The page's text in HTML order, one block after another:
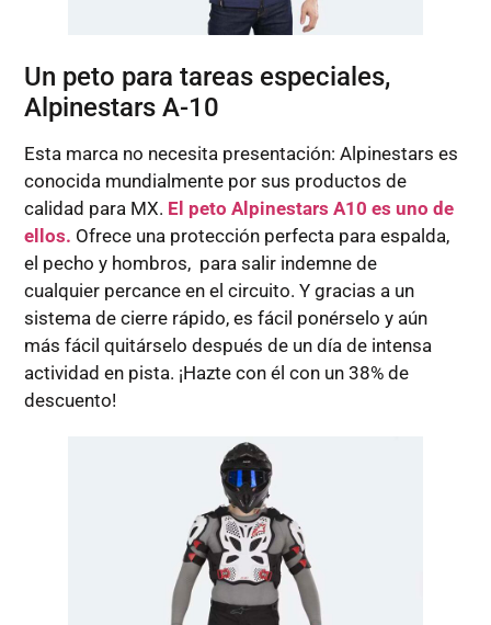
Un peto para tareas especiales,
Alpinestars A-10
Esta marca no necesita presentación: Alpinestars es
conocida mundialmente por sus productos de
calidad para MX. El peto Alpinestars A10 es uno de
ellos. Ofrece una protección perfecta para espalda,
el pecho y hombros, para salir indemne de
cualquier percance en el circuito. Y gracias a un
sistema de cierre rápido, es fácil ponérselo y aún
más fácil quitárselo después de un día de intensa
actividad en pista. ¡Hazte con él con un 38% de
descuento!